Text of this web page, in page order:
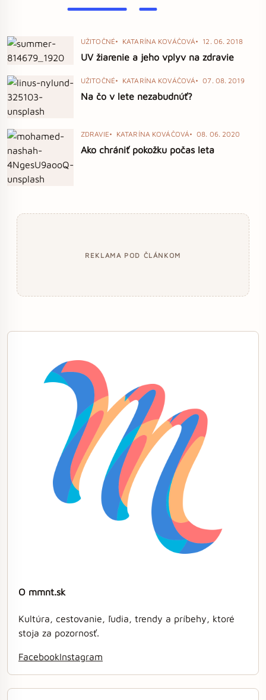
UŽITOČNÉ KATARÍNA KOVÁČOVÁ 12. 06. 2018
UV žiarenie a jeho vplyv na zdravie
UŽITOČNÉ KATARÍNA KOVÁČOVÁ 07. 08. 2019
Na čo v lete nezabudnúť?
ZDRAVIE KATARÍNA KOVÁČOVÁ 08. 06. 2020
Ako chrániť pokožku počas leta
REKLAMA POD ČLÁNKOM
O mmnt.sk
Kultúra, cestovanie, ľudia, trendy a príbehy, ktoré
stoja za pozornosť.
FacebookInstagram